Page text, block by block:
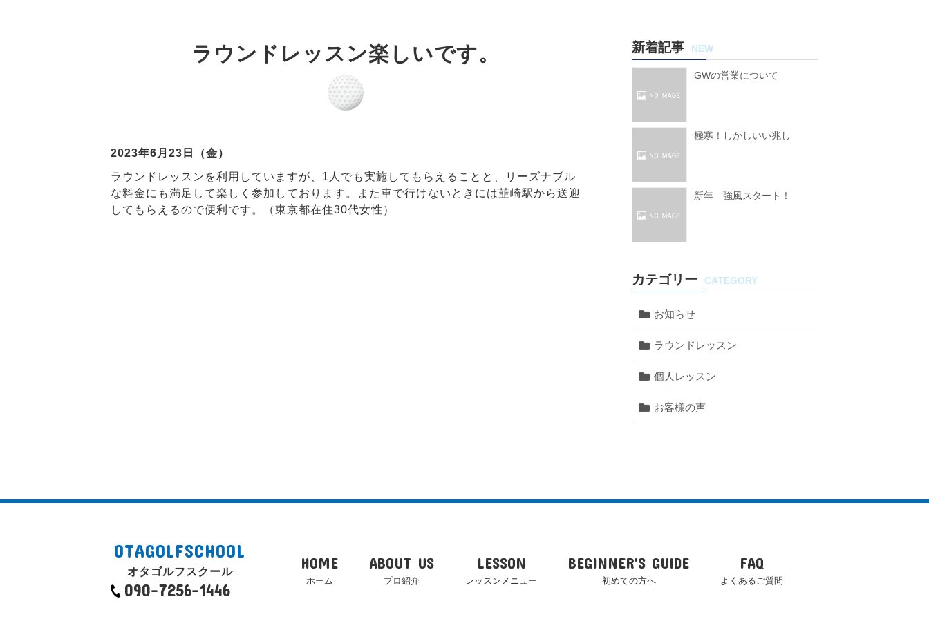
ラウンドレッスン楽しいです。
2023年6月23日（金）
ラウンドレッスンを利用していますが、1人でも実施してもらえることと、リーズナブル
な料金にも満足して楽しく参加しております。また車で行けないときには韮崎駅から送迎
してもらえるので便利です。（東京都在住30代女性）
新着記事 NEW
GWの営業について
極寒！しかしいい兆し
新年 強風スタート！
カテゴリー CATEGORY
お知らせ
ラウンドレッスン
個人レッスン
お客様の声
OTAGOLFSCHOOL
オタゴルフスクール
090-7256-1446
HOME
ホーム
ABOUT US
プロ紹介
LESSON
レッスンメニュー
BEGINNER'S GUIDE
初めての方へ
FAQ
よくあるご質問